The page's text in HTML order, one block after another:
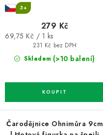
ů
3+
Skladem (>10 balení)
231 Kč bez DPH
279 Kč
Měrná
69,75 Kč / 1 ks
Čarodějnice Ohnimůra 9cm